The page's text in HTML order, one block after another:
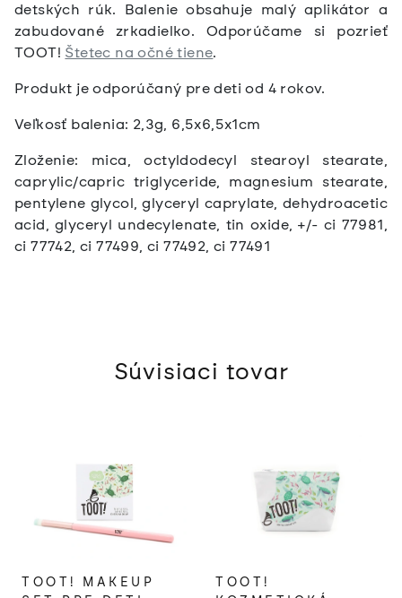
detských rúk. Balenie obsahuje malý aplikátor a
zabudované zrkadielko. Odporúčame si pozrieť
TOOT! Štetec na očné tiene.
Produkt je odporúčaný pre deti od 4 rokov.
Veľkosť balenia: 2,3g, 6,5x6,5x1cm
Zloženie: mica, octyldodecyl stearoyl stearate,
caprylic/capric triglyceride, magnesium stearate,
pentylene glycol, glyceryl caprylate, dehydroacetic
acid, glyceryl undecylenate, tin oxide, +/- ci 77981,
ci 77742, ci 77499, ci 77492, ci 77491
Súvisiaci tovar
TOOT! MAKEUP
TOOT!